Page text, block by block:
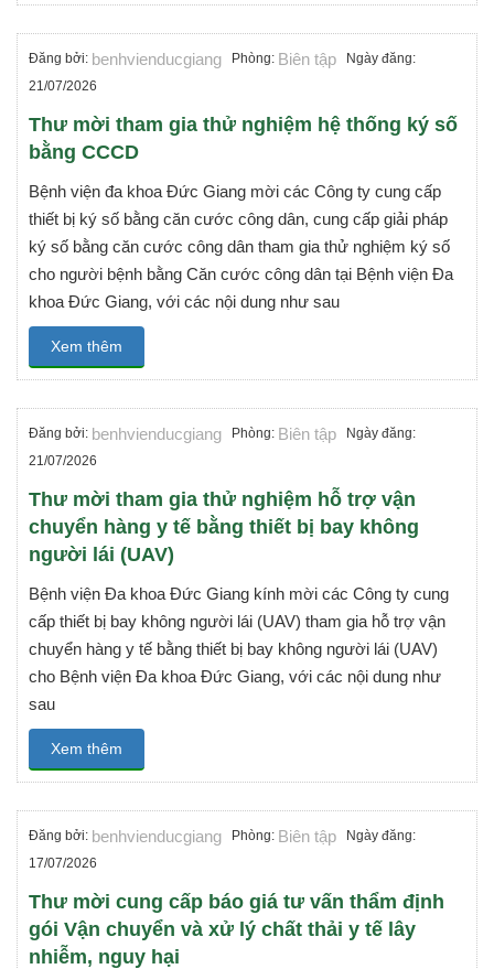
Đăng bởi: benhvienducgiang Phòng: Biên tập Ngày đăng:
21/07/2026
Thư mời tham gia thử nghiệm hệ thống ký số
bằng CCCD
Bệnh viện đa khoa Đức Giang mời các Công ty cung cấp
thiết bị ký số bằng căn cước công dân, cung cấp giải pháp
ký số bằng căn cước công dân tham gia thử nghiệm ký số
cho người bệnh bằng Căn cước công dân tại Bệnh viện Đa
khoa Đức Giang, với các nội dung như sau
Xem thêm
Đăng bởi: benhvienducgiang Phòng: Biên tập Ngày đăng:
21/07/2026
Thư mời tham gia thử nghiệm hỗ trợ vận
chuyển hàng y tế bằng thiết bị bay không
người lái (UAV)
Bệnh viện Đa khoa Đức Giang kính mời các Công ty cung
cấp thiết bị bay không người lái (UAV) tham gia hỗ trợ vận
chuyển hàng y tế bằng thiết bị bay không người lái (UAV)
cho Bệnh viện Đa khoa Đức Giang, với các nội dung như
sau
Xem thêm
Đăng bởi: benhvienducgiang Phòng: Biên tập Ngày đăng:
17/07/2026
Thư mời cung cấp báo giá tư vấn thẩm định
gói Vận chuyển và xử lý chất thải y tế lây
nhiễm, nguy hại